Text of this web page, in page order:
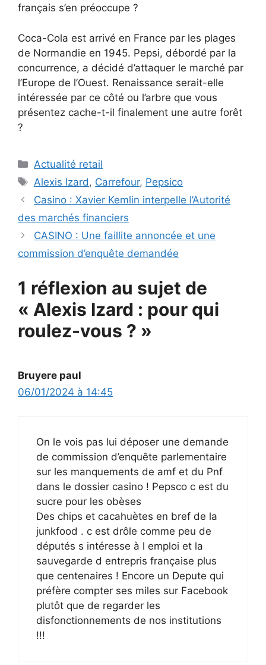
français s’en préoccupe ?
Coca-Cola est arrivé en France par les plages
de Normandie en 1945. Pepsi, débordé par la
concurrence, a décidé d’attaquer le marché par
l’Europe de l’Ouest. Renaissance serait-elle
intéressée par ce côté ou l’arbre que vous
présentez cache-t-il finalement une autre forêt
?
Catégories
Actualité retail
Étiquettes
Alexis Izard , Carrefour, Pepsico
Casino : Xavier Kemlin interpelle l’Autorité
des marchés financiers
CASINO : Une faillite annoncée et une
commission d’enquête demandée
1 réflexion au sujet de
« Alexis Izard : pour qui
roulez-vous ? »
Bruyere paul
06/01/2024 à 14:45
On le vois pas lui déposer une demande
de commission d’enquête parlementaire
sur les manquements de amf et du Pnf
dans le dossier casino ! Pepsco c est du
sucre pour les obèses
Des chips et cacahuètes en bref de la
junkfood . c est drôle comme peu de
députés s intéresse à l emploi et la
sauvegarde d entrepris française plus
que centenaires ! Encore un Depute qui
préfère compter ses miles sur Facebook
plutôt que de regarder les
disfonctionnements de nos institutions
!!!